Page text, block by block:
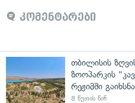
კომენტარები
თბილისის
ზოოპარკის
რეჟიმში გაიხსნა
8 წუთის წინ